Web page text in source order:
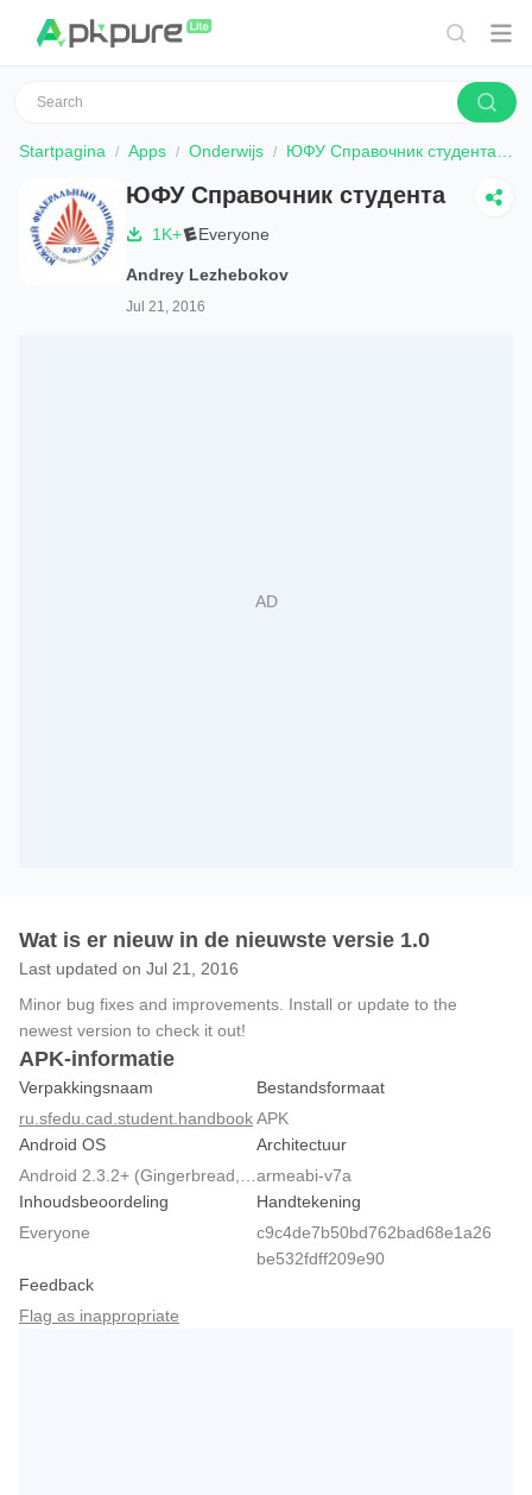
Startpagina Apps Onderwijs ЮФУ Справочник студента
ЮФУ Справочник студента
1K+ Everyone
Andrey Lezhebokov
Jul 21, 2016
Wat is er nieuw in de nieuwste versie 1.0
Last updated on Jul 21, 2016
Minor bug fixes and improvements. Install or update to the
newest version to check it out!
APK-informatie
Verpakkingsnaam
ru.sfedu.cad.student.handbook
Bestandsformaat
APK
Android OS
Architectuur
armeabi-v7a
Inhoudsbeoordeling
Everyone
Handtekening
c9c4de7b50bd762bad68e1a26
be532fdff209e90
Feedback
Flag as inappropriate